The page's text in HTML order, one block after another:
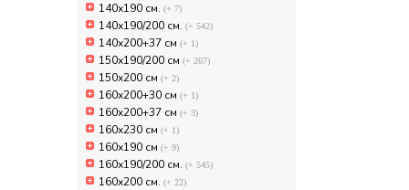
140х190 см. (+ 7)
140х190/200 см. (+ 542)
140х200+37 см (+ 1)
150х190/200 см (+ 267)
150х200 см (+ 2)
160x200+30 см (+ 1)
160x200+37 см (+ 3)
160x230 см (+ 1)
160х190 см (+ 9)
160х190/200 см. (+ 545)
160х200 см. (+ 22)